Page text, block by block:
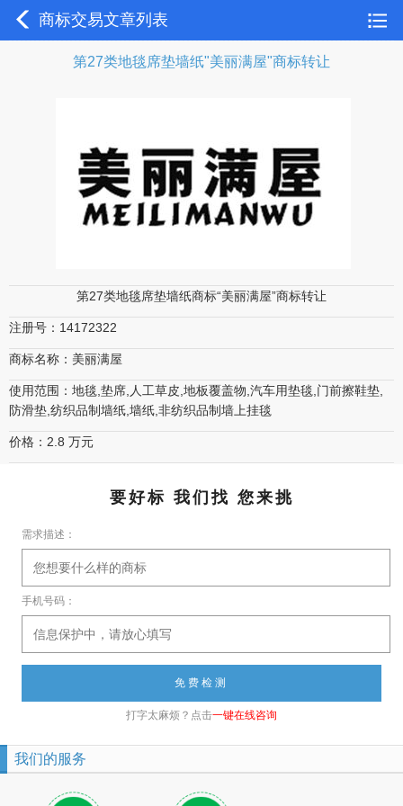
商标交易文章列表
第27类地毯席垫墙纸"美丽满屋"商标转让
第27类地毯席垫墙纸商标“美丽满屋”商标转让
注册号：14172322
商标名称：美丽满屋
使用范围：地毯,垫席,人工草皮,地板覆盖物,汽车用垫毯,门前擦鞋垫,
防滑垫,纺织品制墙纸,墙纸,非纺织品制墙上挂毯
价格：2.8 万元
要好标 我们找 您来挑
需求描述：
手机号码：
打字太麻烦？点击一键在线咨询
我们的服务